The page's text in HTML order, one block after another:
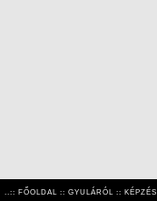
..:: FŐOLDAL :: GYULÁRÓL ::